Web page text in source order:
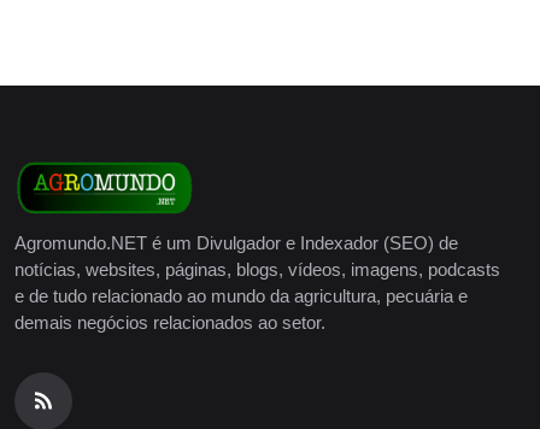
Agromundo.NET é um Divulgador e Indexador (SEO) de
notícias, websites, páginas, blogs, vídeos, imagens, podcasts
e de tudo relacionado ao mundo da agricultura, pecuária e
demais negócios relacionados ao setor.